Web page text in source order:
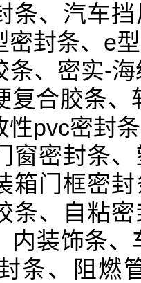
条、汽车
密封条、e
条、密实-
复合胶条
性pvc密封
窗密封条
箱门框密
条、自粘
内装饰条
条、阻燃